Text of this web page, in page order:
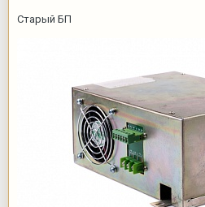
Старый БП